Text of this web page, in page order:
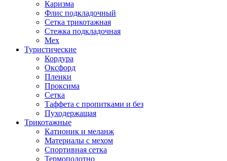
Каризма
Флис подкладочный
Сетка трикотажная
Стежка подкладочная
Мех
Туристические
Кордура
Оксфорд
Пленки
Проксима
Сетка
Таффета с пропитками и без
Пуходержащая
Трикотажные
Катионик и меланж
Материалы с мехом
Спортивная сетка
Термополотно